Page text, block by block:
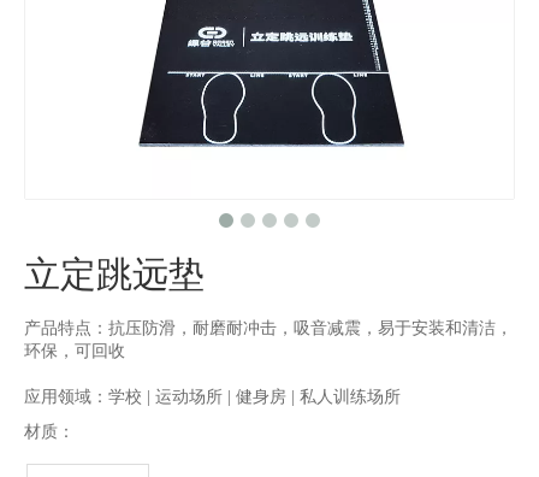
立定跳远垫
产品特点：抗压防滑，耐磨耐冲击，吸音减震，易于安装和清洁，
环保，可回收
应用领域：学校 | 运动场所 | 健身房 | 私人训练场所
材质：